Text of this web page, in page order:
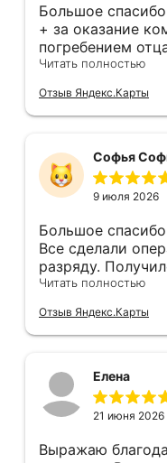
Большое
+ за оказание
погребением
тяжёлой
добросовестных
ними мы
сделано в
деньги. Все
и за изначально
высоте. Все
выполненных
чек.
Дмитрий. Был
рекомендую
Читать полностью
Отзыв Яндекс.Карты
Софья
9 июля 2026
Большое
Все сделали
разряду.
прощание с
Читать полностью
Отзыв Яндекс.Карты
Елена
21 июня 2026
Выражаю